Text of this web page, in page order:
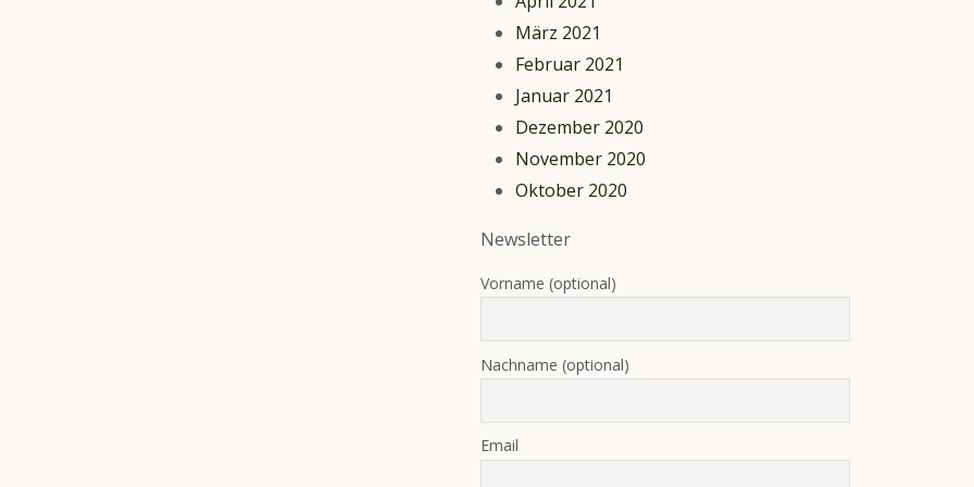
März 2021
Februar 2021
Januar 2021
Dezember 2020
November 2020
Oktober 2020
Newsletter
Vorname (optional)
Nachname (optional)
Email